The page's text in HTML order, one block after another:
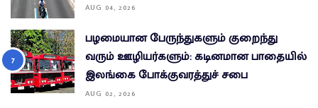
AUG 04, 2026
பழமையான பேருந்துகளும் குறைந்து
வரும் ஊழியர்களும்: கடினமான பாதையில்
இலங்கை போக்குவரத்துச் சபை
AUG 02, 2026